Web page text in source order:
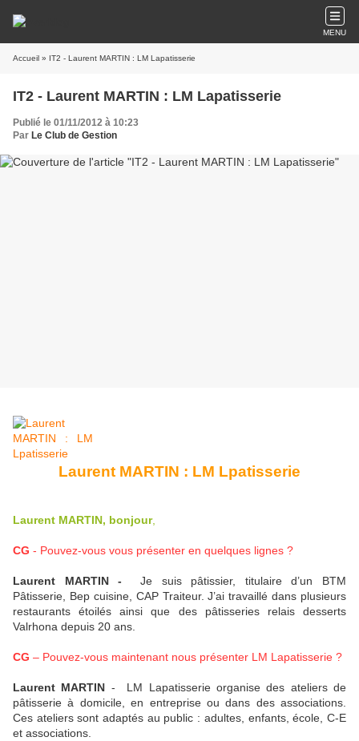
MENU
Accueil » IT2 - Laurent MARTIN : LM Lapatisserie
IT2 - Laurent MARTIN : LM Lapatisserie
Publié le 01/11/2012 à 10:23
Par Le Club de Gestion
Laurent MARTIN : LM Lpatisserie
Laurent MARTIN, bonjour,
CG - Pouvez-vous vous présenter en quelques lignes ?
Laurent MARTIN -
Je suis pâtissier, titulaire d’un BTM
Pâtisserie, Bep cuisine, CAP Traiteur. J’ai travaillé dans plusieurs
restaurants étoilés ainsi que des pâtisseries relais desserts
Valrhona depuis 20 ans.
CG – Pouvez-vous maintenant nous présenter LM Lapatisserie ?
Laurent MARTIN - LM Lapatisserie organise des ateliers de
pâtisserie à domicile, en entreprise ou dans des associations.
Ces ateliers sont adaptés au public : adultes, enfants, école, C-E
et associations.